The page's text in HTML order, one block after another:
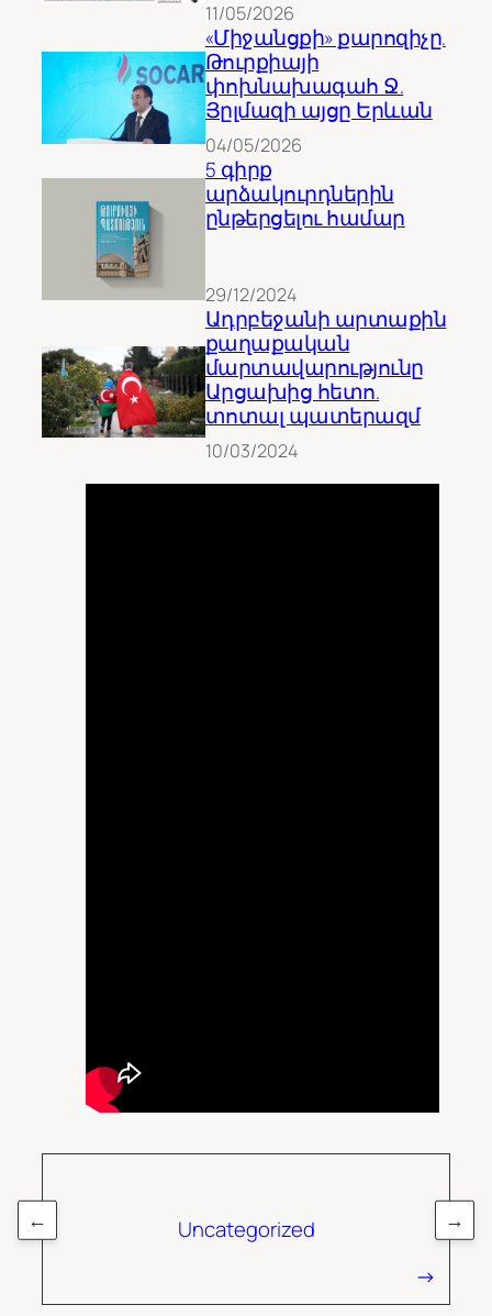
11/05/2026
«Միջանցքի» քարոզիչը.
Թուրքիայի
փոխնախագահ Ջ.
Յըլմազի այցը Երևան
04/05/2026
5 գիրք
արձակուրդներին
ընթերցելու համար
29/12/2024
Ադրբեջանի արտաքին
քաղաքական
մարտավարությունը
Արցախից հետո.
տոտալ պատերազմ
10/03/2024
Uncategorized
← →